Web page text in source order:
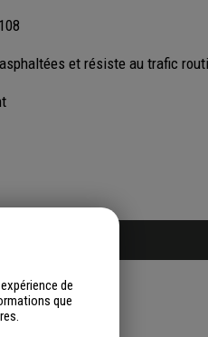
et résiste au trafic
de
que